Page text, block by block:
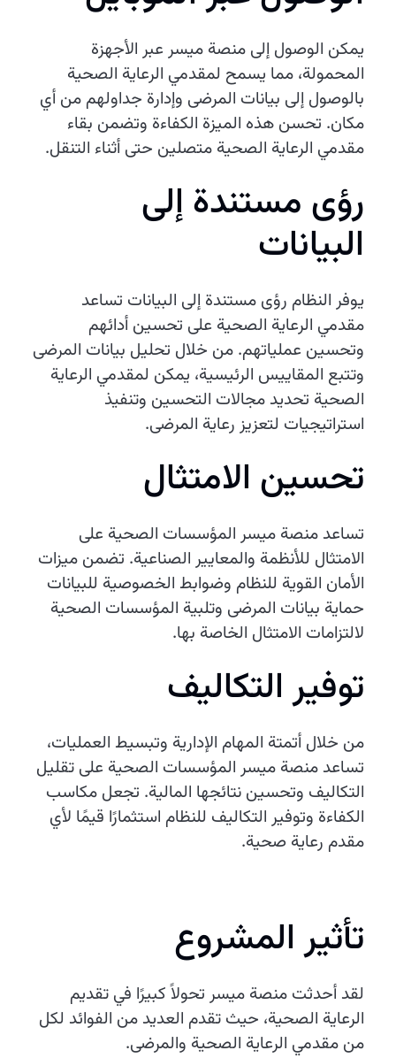
يمكن الوصول إلى منصة ميسر عبر الأجهزة
المحمولة، مما يسمح لمقدمي الرعاية الصحية
بالوصول إلى بيانات المرضى وإدارة جداولهم من أي
مكان. تحسن هذه الميزة الكفاءة وتضمن بقاء
مقدمي الرعاية الصحية متصلين حتى أثناء التنقل.
رؤى مستندة إلى
البيانات
يوفر النظام رؤى مستندة إلى البيانات تساعد
مقدمي الرعاية الصحية على تحسين أدائهم
وتحسين عملياتهم. من خلال تحليل بيانات المرضى
وتتبع المقاييس الرئيسية، يمكن لمقدمي الرعاية
الصحية تحديد مجالات التحسين وتنفيذ
استراتيجيات لتعزيز رعاية المرضى.
تحسين الامتثال
تساعد منصة ميسر المؤسسات الصحية على
الامتثال للأنظمة والمعايير الصناعية. تضمن ميزات
الأمان القوية للنظام وضوابط الخصوصية للبيانات
حماية بيانات المرضى وتلبية المؤسسات الصحية
لالتزامات الامتثال الخاصة بها.
توفير التكاليف
من خلال أتمتة المهام الإدارية وتبسيط العمليات،
تساعد منصة ميسر المؤسسات الصحية على تقليل
التكاليف وتحسين نتائجها المالية. تجعل مكاسب
الكفاءة وتوفير التكاليف للنظام استثمارًا قيمًا لأي
مقدم رعاية صحية.
تأثير المشروع
لقد أحدثت منصة ميسر تحولاً كبيرًا في تقديم
الرعاية الصحية، حيث تقدم العديد من الفوائد لكل
من مقدمي الرعاية الصحية والمرضى.